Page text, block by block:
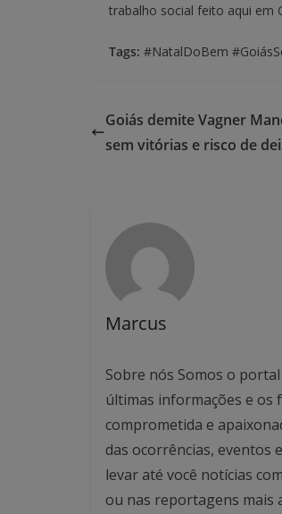
trabalho social feito aqui em
Tags: #NatalDoBem
Goiás demite Vagner
sem vitórias e risco de
Marcus
Sobre nós Somos o
últimas informações e os
comprometida e
das ocorrências, eventos
levar até você notícias
ou nas reportagens mais